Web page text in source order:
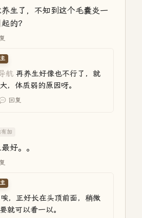
生了，不知到这个毛囊炎一
的？
航 再养生好像也不行了，就
，体质弱的原因呀。
回复
加
好。。
唉，正好长在头顶前面，稍微
就可以看一以。